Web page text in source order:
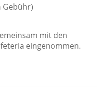
Gebühr)
mit den
eingenommen.